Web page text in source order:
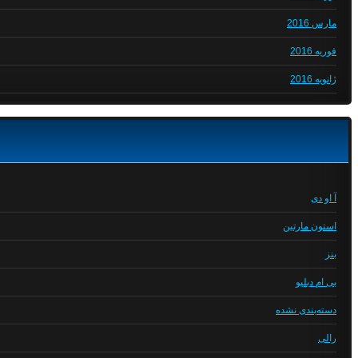
مارس 2016
فوریه 2016
ژانویه 2016
آ او دی
استون مارتین
بنز
بی ام دبلیو
دسته‌بندی نشده
رالی